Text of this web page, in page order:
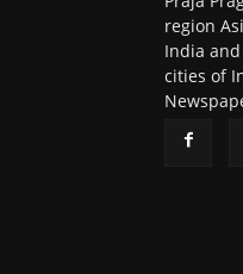
region
India
cities of